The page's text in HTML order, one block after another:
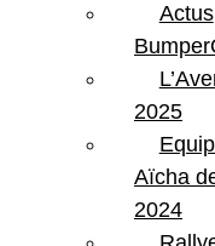
Marques /Teraflex
Kit 8 tirants de
2 808.39
Kit 8 tirants de pont
supérieur, arrière
JT avec rehausse jusqu’à
Actus
2025
Aïcha
2024